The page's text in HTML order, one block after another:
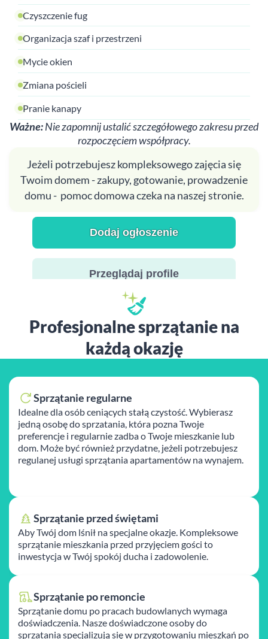
Czyszczenie fug
Organizacja szaf i przestrzeni
Mycie okien
Zmiana pościeli
Pranie kanapy
Ważne:Nie zapomnij ustalić szczegółowego zakresu przed
rozpoczęciem współpracy.
Jeżeli potrzebujesz kompleksowego zajęcia się
Twoim domem - zakupy, gotowanie, prowadzenie
domu - pomoc domowa czeka na naszej stronie.
Dodaj ogłoszenie
Przeglądaj profile
Profesjonalne sprzątanie na
każdą okazję
Sprzątanie regularne
Idealne dla osób ceniących stałą czystość. Wybierasz
jedną osobę do sprzatania, która pozna Twoje
preferencje i regularnie zadba o Twoje mieszkanie lub
dom. Może być również przydatne, jeżeli potrzebujesz
regulanej usługi sprzątania apartamentów na wynajem.
Sprzątanie przed świętami
Aby Twój dom lśnił na specjalne okazje. Kompleksowe
sprzątanie mieszkania przed przyjęciem gości to
inwestycja w Twój spokój ducha i zadowolenie.
Sprzątanie po remoncie
Sprzątanie domu po pracach budowlanych wymaga
doświadczenia. Nasze doświadczone osoby do
sprzatania specjalizują się w przygotowaniu mieszkań po